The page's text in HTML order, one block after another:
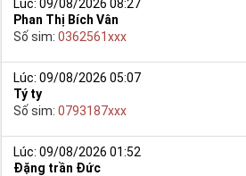
Lúc: 09/08/2026 08:27
Phan Thị Bích Vân
Số sim: 0362561xxx
Lúc: 09/08/2026 05:07
Tý ty
Số sim: 0793187xxx
Lúc: 09/08/2026 01:52
Đặng trần Đức